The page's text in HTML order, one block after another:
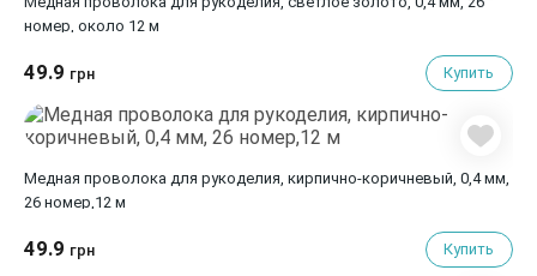
номер, около 12 м
49.9 грн Купить
Медная проволока для рукоделия, кирпично-коричневый, 0,4 мм,
26 номер,12 м
49.9 грн Купить